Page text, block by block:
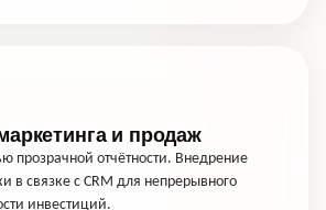
и продаж
прозрачной отчётности. Внедрение
в связке с CRM для непрерывного
инвестиций.